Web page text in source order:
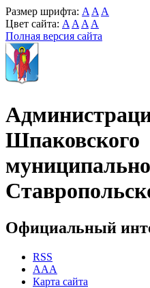
Размер шрифта: A A A
Цвет сайта: A A A A
Полная версия сайта
Шпаковского
Официальный
RSS
AAA
Карта сайта